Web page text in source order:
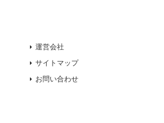
運営会社
サイトマップ
お問い合わせ